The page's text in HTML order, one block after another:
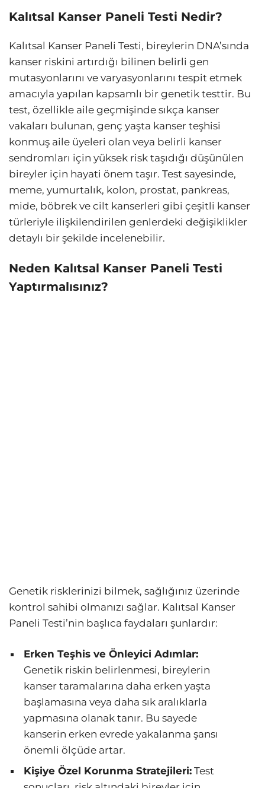
Kalıtsal Kanser Paneli Testi Nedir?
Kalıtsal Kanser Paneli Testi, bireylerin DNA’sında
kanser riskini artırdığı bilinen belirli gen
mutasyonlarını ve varyasyonlarını tespit etmek
amacıyla yapılan kapsamlı bir genetik testtir. Bu
test, özellikle aile geçmişinde sıkça kanser
vakaları bulunan, genç yaşta kanser teşhisi
konmuş aile üyeleri olan veya belirli kanser
sendromları için yüksek risk taşıdığı düşünülen
bireyler için hayati önem taşır. Test sayesinde,
meme, yumurtalık, kolon, prostat, pankreas,
mide, böbrek ve cilt kanserleri gibi çeşitli kanser
türleriyle ilişkilendirilen genlerdeki değişiklikler
detaylı bir şekilde incelenebilir.
Neden Kalıtsal Kanser Paneli Testi
Yaptırmalısınız?
Genetik risklerinizi bilmek, sağlığınız üzerinde
kontrol sahibi olmanızı sağlar. Kalıtsal Kanser
Paneli Testi’nin başlıca faydaları şunlardır:
Erken Teşhis ve Önleyici Adımlar:
Genetik riskin belirlenmesi, bireylerin
kanser taramalarına daha erken yaşta
başlamasına veya daha sık aralıklarla
yapmasına olanak tanır. Bu sayede
kanserin erken evrede yakalanma şansı
önemli ölçüde artar.
Kişiye Özel Korunma Stratejileri: Test